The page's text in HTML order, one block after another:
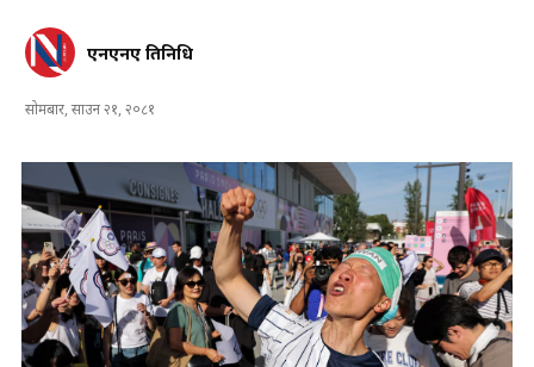
एनएनए प्रतिनिधि
सोमबार, साउन २१, २०८१